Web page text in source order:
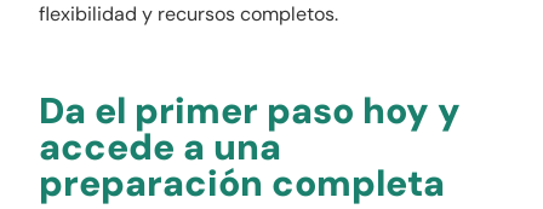
flexibilidad y recursos completos.
Da el primer paso hoy y
accede a una
preparación completa